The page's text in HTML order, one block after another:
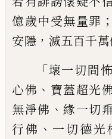
億歲中受無量罪 ；
安隱 ， 滅五百千
「壞一切間
心佛 、 寶蓋超光
無淨佛 、 緣一切
行佛 、 一切德光